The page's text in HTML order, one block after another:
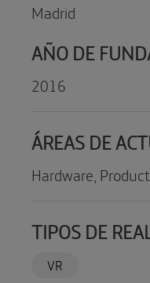
Madrid
AÑO DE
2016
ÁREAS DE
Hardware,
TIPOS DE
VR